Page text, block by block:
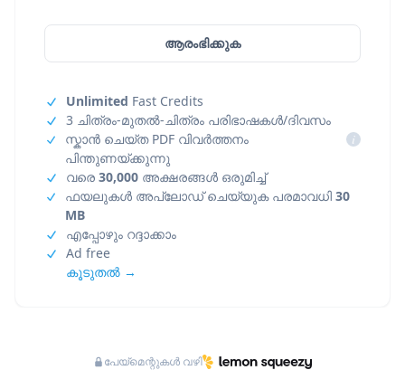
ആരംഭിക്കുക
Unlimited Fast Credits
3 ചിത്രം-മുതൽ-ചിത്രം പരിഭാഷകൾ/ദിവസം
സ്കാൻ ചെയ്ത PDF വിവർത്തനം
പിന്തുണയ്ക്കുന്നു
i
വരെ 30,000 അക്ഷരങ്ങൾ ഒരുമിച്ച്
ഫയലുകൾ അപ്‌ലോഡ് ചെയ്യുക പരമാവധി30
MB
എപ്പോഴും റദ്ദാക്കാം
Ad free
കൂടുതൽ →
പേയ്‌മെന്റുകൾ വഴി